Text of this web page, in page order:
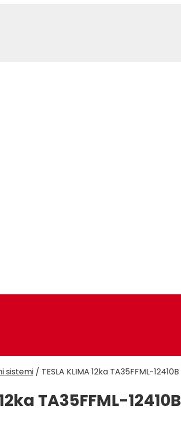
sistemi/ TESLA KLIMA 12ka TA35FFML-12410B
TA35FFML-12410B